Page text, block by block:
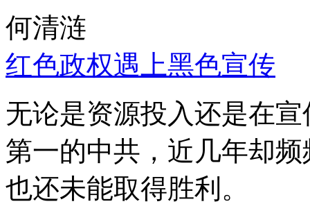
何清涟
红色政权遇上黑色宣传
无论是资源投入还是在
第一的中共，近几年却
也还未能取得胜利。